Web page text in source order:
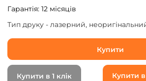
Гарантія: 12 місяців
Тип друку - лазерний,
Купити
Купити в 1 клік Купити